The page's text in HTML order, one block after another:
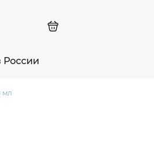
России
мл